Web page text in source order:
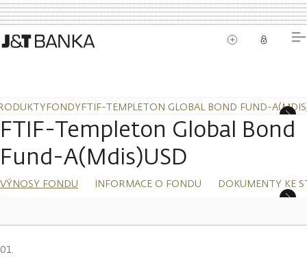
FONDYFTIF-TEMPLETON GLOBAL BOND FUND-
FTIF-Templeton Global Bond
Fund-A(Mdis)USD
VÝNOSY FONDU INFORMACE O FONDU DOKUMENTY KE